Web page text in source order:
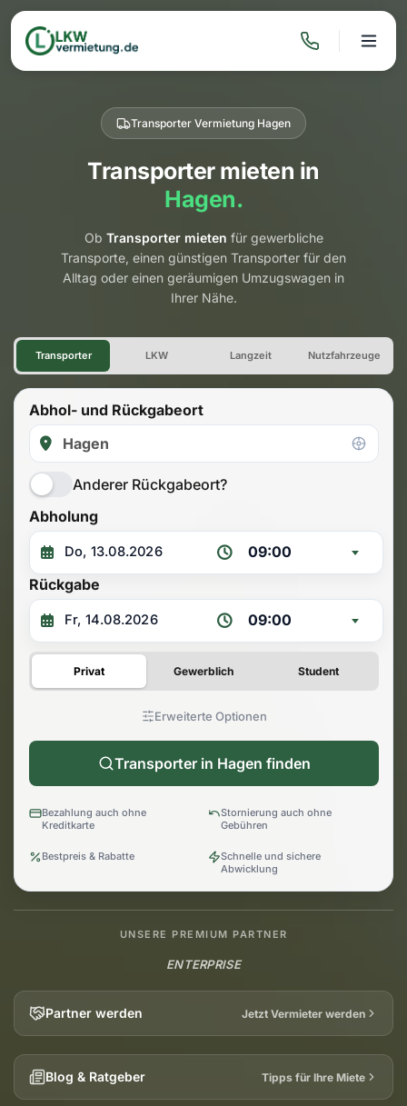
Transporter Vermietung Hagen
Transporter mieten in
Hagen.
Ob Transporter mieten für gewerbliche
Transporte, einen günstigen Transporter für den
Alltag oder einen geräumigen Umzugswagen in
Ihrer Nähe.
Transporter Vermietung
Transporter LKW Langzeit Nutzfahrzeuge
Abhol- und Rückgabeort
Anderer Rückgabeort?
Abholung
09:00
Rückgabe
09:00
Privat Gewerblich Student
Erweiterte Optionen
Transporter in Hagen finden
Bezahlung auch ohne
Kreditkarte
Stornierung auch ohne
Gebühren
Bestpreis & Rabatte
Schnelle und sichere
Abwicklung
UNSERE PREMIUM PARTNER
ENTERPRISE
Partner werden Jetzt Vermieter werden
Blog & Ratgeber Tipps für Ihre Miete